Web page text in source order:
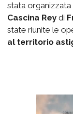
stata organizzata
Cascina Rey di
state riunite le
al territorio